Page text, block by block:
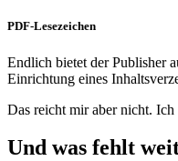
PDF-Lesezeichen
Endlich bietet der Publisher
Einrichtung eines
Das reicht mir aber nicht.
Und was fehlt